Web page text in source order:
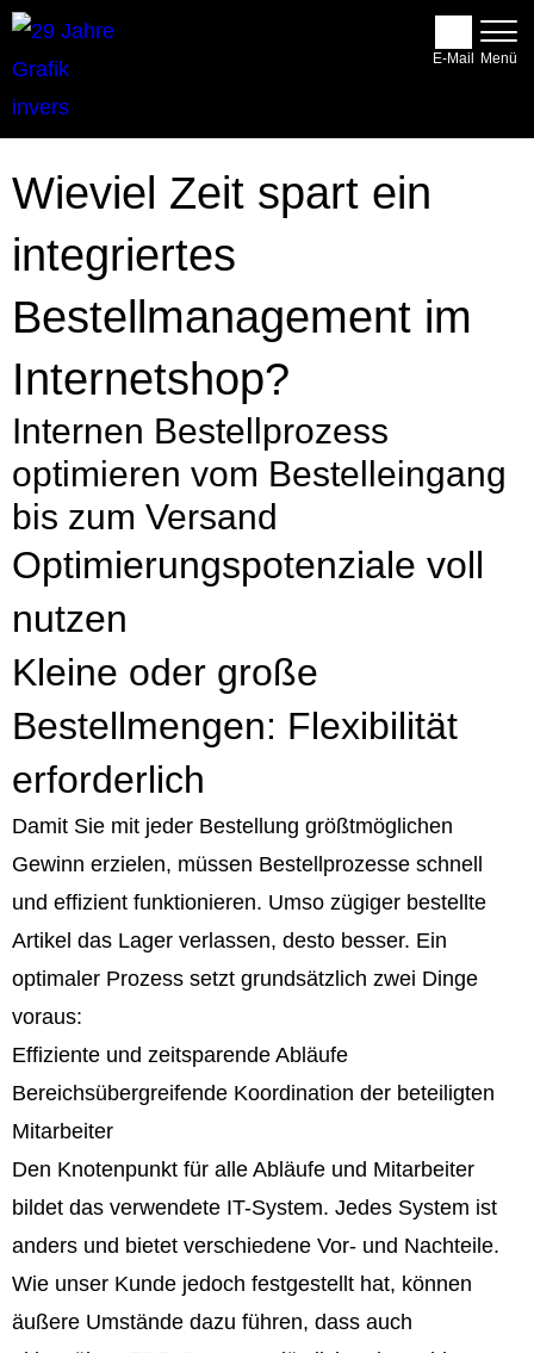
Wieviel Zeit spart ein
integriertes
Bestellmanagement im
Internetshop?
Internen Bestellprozess
optimieren vom Bestelleingang
bis zum Versand
Optimierungspotenziale voll
nutzen
Kleine oder große
Bestellmengen: Flexibilität
erforderlich
Damit Sie mit jeder Bestellung größtmöglichen
Gewinn erzielen, müssen Bestellprozesse schnell
und effizient funktionieren. Umso zügiger bestellte
Artikel das Lager verlassen, desto besser. Ein
optimaler Prozess setzt grundsätzlich zwei Dinge
voraus:
Effiziente und zeitsparende Abläufe
Bereichsübergreifende Koordination der beteiligten
Mitarbeiter
Den Knotenpunkt für alle Abläufe und Mitarbeiter
bildet das verwendete IT-System. Jedes System ist
anders und bietet verschiedene Vor- und Nachteile.
Wie unser Kunde jedoch festgestellt hat, können
äußere Umstände dazu führen, dass auch